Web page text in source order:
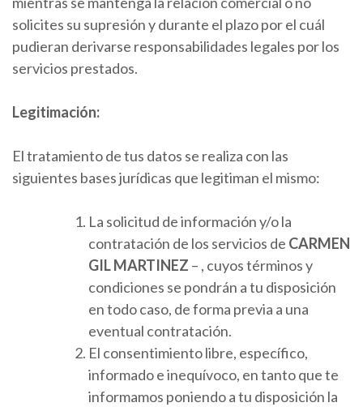
solicites su supresión y durante el plazo por el cuál
pudieran derivarse responsabilidades legales por los
servicios prestados.
Legitimación:
El tratamiento de tus datos se realiza con las
siguientes bases jurídicas que legitiman el mismo:
La solicitud de información y/o la
contratación de los servicios de CARMEN
GIL MARTINEZ – , cuyos términos y
condiciones se pondrán a tu disposición
en todo caso, de forma previa a una
eventual contratación.
El consentimiento libre, específico,
informado e inequívoco, en tanto que te
informamos poniendo a tu disposición la